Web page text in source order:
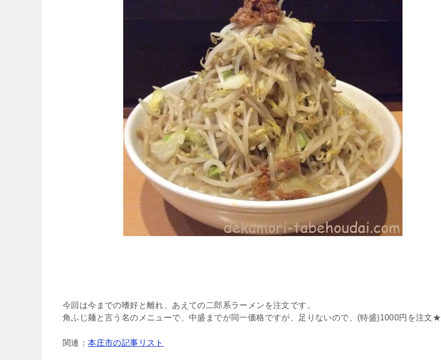
今回は今までの嗜好と離れ、あえての二郎系ラーメンを注文です。
角ふじ麺と言う名のメニューで、中盛までが同一価格ですが、足りないので、(特盛)1000円を注文★
関連：本庄市の記事リスト